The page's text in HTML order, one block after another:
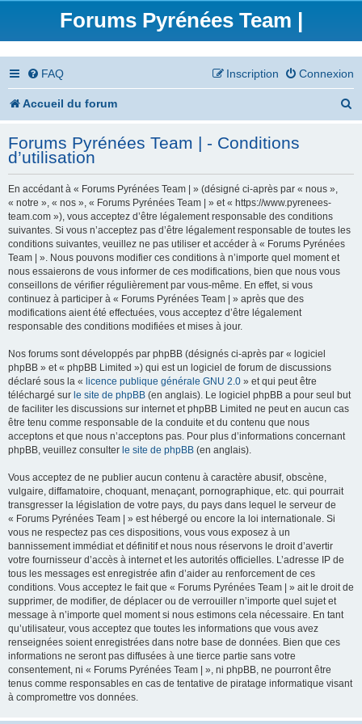
Forums Pyrénées Team |
FAQ Connexion
Inscription
Accueil du forum
h
Forums Pyrénées Team | - Conditions
d’utilisation
En accédant à « Forums Pyrénées Team | » (désigné ci-après par « nous »,
« notre », « nos », « Forums Pyrénées Team | » et « https://www.pyrenees-
team.com »), vous acceptez d’être légalement responsable des conditions
suivantes. Si vous n’acceptez pas d’être légalement responsable de toutes les
conditions suivantes, veuillez ne pas utiliser et accéder à « Forums Pyrénées
Team | ». Nous pouvons modifier ces conditions à n’importe quel moment et
nous essaierons de vous informer de ces modifications, bien que nous vous
conseillons de vérifier régulièrement par vous-même. En effet, si vous
continuez à participer à « Forums Pyrénées Team | » après que des
modifications aient été effectuées, vous acceptez d’être légalement
responsable des conditions modifiées et mises à jour.
Nos forums sont développés par phpBB (désignés ci-après par « logiciel
phpBB » et « phpBB Limited ») qui est un logiciel de forum de discussions
déclaré sous la « licence publique générale GNU 2.0 » et qui peut être
téléchargé sur le site de phpBB (en anglais). Le logiciel phpBB a pour seul but
de faciliter les discussions sur internet et phpBB Limited ne peut en aucun cas
être tenu comme responsable de la conduite et du contenu que nous
acceptons et que nous n’acceptons pas. Pour plus d’informations concernant
phpBB, veuillez consulter le site de phpBB (en anglais).
Vous acceptez de ne publier aucun contenu à caractère abusif, obscène,
vulgaire, diffamatoire, choquant, menaçant, pornographique, etc. qui pourrait
transgresser la législation de votre pays, du pays dans lequel le serveur de
« Forums Pyrénées Team | » est hébergé ou encore la loi internationale. Si
vous ne respectez pas ces dispositions, vous vous exposez à un
bannissement immédiat et définitif et nous nous réservons le droit d’avertir
votre fournisseur d’accès à internet et les autorités officielles. L’adresse IP de
tous les messages est enregistrée afin d’aider au renforcement de ces
conditions. Vous acceptez le fait que « Forums Pyrénées Team | » ait le droit de
supprimer, de modifier, de déplacer ou de verrouiller n’importe quel sujet et
message à n’importe quel moment si nous estimons cela nécessaire. En tant
qu’utilisateur, vous acceptez que toutes les informations que vous avez
renseignées soient enregistrées dans notre base de données. Bien que ces
informations ne seront pas diffusées à une tierce partie sans votre
consentement, ni « Forums Pyrénées Team | », ni phpBB, ne pourront être
tenus comme responsables en cas de tentative de piratage informatique visant
à compromettre vos données.